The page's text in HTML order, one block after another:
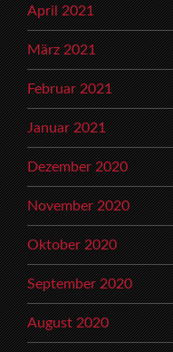
April 2021
März 2021
Februar 2021
Januar 2021
Dezember 2020
November 2020
Oktober 2020
September 2020
August 2020